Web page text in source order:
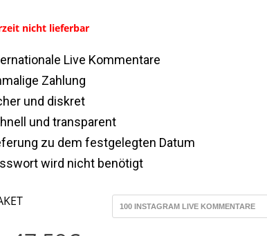
nicht lieferbar
Live Kommentare
Zahlung
und diskret
und transparent
zu dem festgelegten Datum
wird nicht benötigt